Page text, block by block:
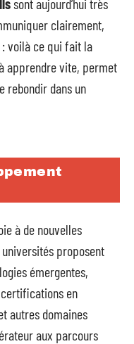
clairement,
: voilà ce qui fait la
apprendre vite, permet
rebondir dans un
à de nouvelles
proposent
émergentes,
en
autres domaines
aux parcours